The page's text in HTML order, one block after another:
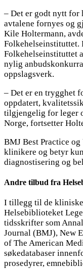
– Det er godt nytt for
avtalene fornyes og
Kile Holtermann,
Folkehelseinstituttet.
Folkehelseinstituttet
nylig
oppslagsverk.
– Det er en trygghet
oppdatert,
tilgjengelig for leger
Norge, fortsetter
BMJ Best Practice
klinikere og betyr
diagnostisering og
Andre tilbud fra
I tillegg til de
Helsebiblioteket
tidsskrifter som
Journal (BMJ), New
of The American
søkedatabaser
prosedyrer,